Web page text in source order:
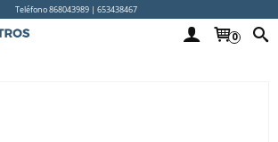
Teléfono 868043989 | 653438467
0